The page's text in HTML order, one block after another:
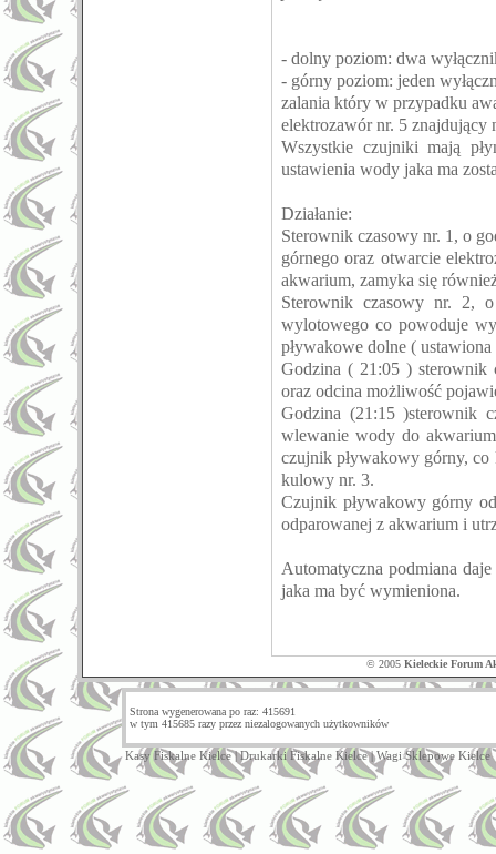
- dolny poziom: dwa
- górny poziom: jeden
zalania który w przypadku
elektrozawór nr. 5
Wszystkie czujniki mają
ustawienia wody jaka ma
Działanie:
Sterownik czasowy nr. 1, o
górnego oraz otwarcie
akwarium, zamyka się
Sterownik czasowy nr. 2,
wylotowego co powoduje
pływakowe dolne (
Godzina ( 21:05 ) sterownik
oraz odcina możliwość
Godzina (21:15 )sterownik
wlewanie wody do
czujnik pływakowy górny,
kulowy nr. 3.
Czujnik pływakowy górny
odparowanej z akwarium i
Automatyczna podmiana
jaka ma być wymieniona.
© 2005 Kieleckie Forum
Strona wygenerowana po raz: 415691
w tym 415685 razy przez niezalogowanych użytkowników
Kasy Fiskalne Kielce|Drukarki Fiskalne Kielce|Wagi Sklepowe Kielce